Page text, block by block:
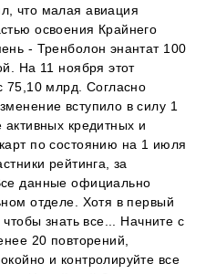
что малая авиация
освоения Крайнего
- Тренболон энантат 100
На 11 ноября этот
75,10 млрд. Согласно
вступило в силу 1
кредитных и
по состоянию на 1 июля
рейтинга, за
данные официально
отделе. Хотя в первый
знать все... Начните с
20 повторений,
и контролируйте все